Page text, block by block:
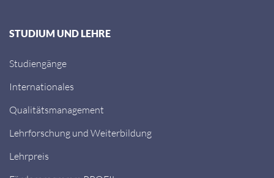
STUDIUM UND LEHRE
Studiengänge
Internationales
Qualitätsmanagement
Lehrforschung und Weiterbildung
Lehrpreis